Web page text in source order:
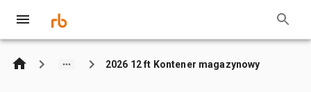
2026 12 ft Kontener magazynowy